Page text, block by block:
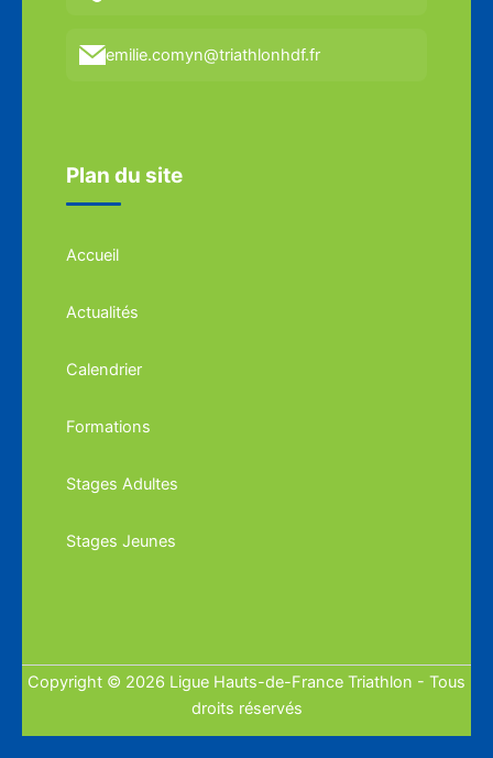
emilie.comyn@triathlonhdf.fr
Plan du site
Accueil
Actualités
Calendrier
Formations
Stages Adultes
Stages Jeunes
Copyright © 2026 Ligue Hauts-de-France Triathlon - Tous
droits réservés